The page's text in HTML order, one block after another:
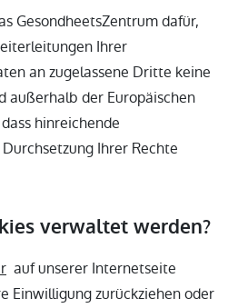
GesondheetsZentrum dafür,
Ihrer
an zugelassene Dritte keine
außerhalb der Europäischen
hinreichende
Ihrer Rechte
verwaltet werden?
auf unserer Internetseite
Einwilligung zurückziehen oder